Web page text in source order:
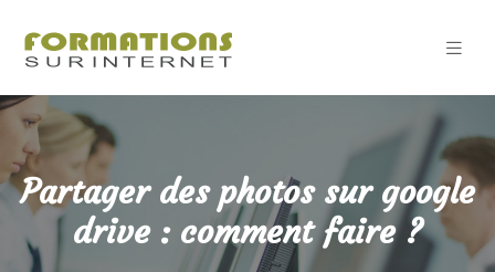
Partager des photos sur google
drive : comment faire ?